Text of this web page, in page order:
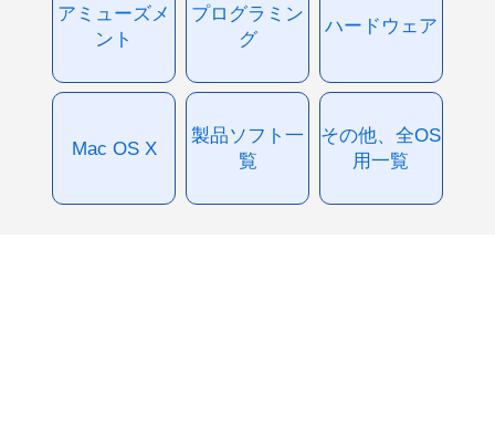
アミューズメ
ント
プログラミン
グ
ハードウェア
Mac OS X
製品ソフト一
覧
その他、全OS
用一覧